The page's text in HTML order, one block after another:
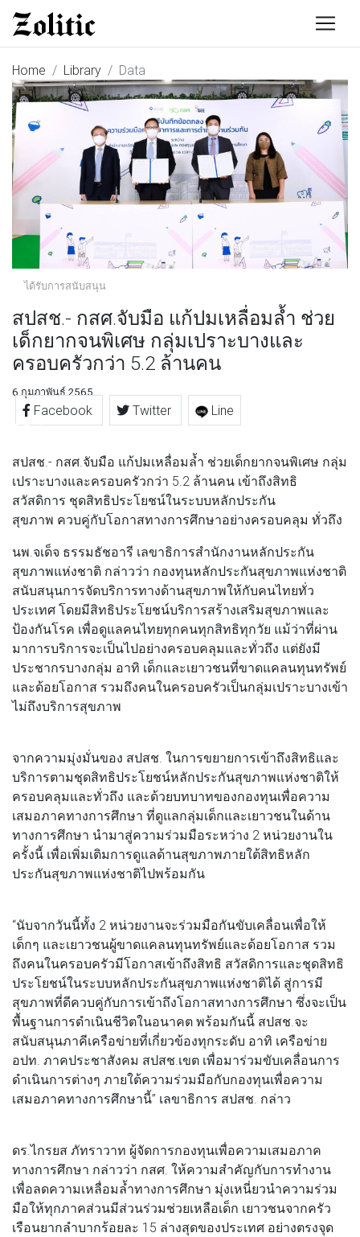
Home Library Data
ได้รับการสนับสนุน
สปสช.- กสศ.จับมือ แก้ปมเหลื่อมล้ำ ช่วย
เด็กยากจนพิเศษ กลุ่มเปราะบางและ
ครอบครัวกว่า 5.2 ล้านคน
6 กุมภาพันธ์ 2565
Facebook Twitter Line
สปสช.- กสศ.จับมือ แก้ปมเหลื่อมล้ำ ช่วยเด็กยากจนพิเศษ กลุ่ม
เปราะบางและครอบครัวกว่า 5.2 ล้านคน เข้าถึงสิทธิ
สวัสดิการ ชุดสิทธิประโยชน์ในระบบหลักประกัน
สุขภาพ ควบคู่กับโอกาสทางการศึกษาอย่างครอบคลุม ทั่วถึง
นพ.จเด็จ ธรรมธัชอารี เลขาธิการสำนักงานหลักประกัน
สุขภาพแห่งชาติ กล่าวว่า กองทุนหลักประกันสุขภาพแห่งชาติ
สนับสนุนการจัดบริการทางด้านสุขภาพให้กับคนไทยทั่ว
ประเทศ โดยมีสิทธิประโยชน์บริการสร้างเสริมสุขภาพและ
ป้องกันโรค เพื่อดูแลคนไทยทุกคนทุกสิทธิทุกวัย แม้ว่าที่ผ่าน
มาการบริการจะเป็นไปอย่างครอบคลุมและทั่วถึง แต่ยังมี
ประชากรบางกลุ่ม อาทิ เด็กและเยาวชนที่ขาดแคลนทุนทรัพย์
และด้อยโอกาส รวมถึงคนในครอบครัวเป็นกลุ่มเปราะบางเข้า
ไม่ถึงบริการสุขภาพ
จากความมุ่งมั่นของ สปสช. ในการขยายการเข้าถึงสิทธิและ
บริการตามชุดสิทธิประโยชน์หลักประกันสุขภาพแห่งชาติให้
ครอบคลุมและทั่วถึง และด้วยบทบาทของกองทุนเพื่อความ
เสมอภาคทางการศึกษา ที่ดูแลกลุ่มเด็กและเยาวชนในด้าน
ทางการศึกษา นำมาสู่ความร่วมมือระหว่าง 2 หน่วยงานใน
ครั้งนี้ เพื่อเพิ่มเติมการดูแลด้านสุขภาพภายใต้สิทธิหลัก
ประกันสุขภาพแห่งชาติไปพร้อมกัน
“นับจากวันนี้ทั้ง 2 หน่วยงานจะร่วมมือกันขับเคลื่อนเพื่อให้
เด็กๆ และเยาวชนผู้ขาดแคลนทุนทรัพย์และด้อยโอกาส รวม
ถึงคนในครอบครัวมีโอกาสเข้าถึงสิทธิ สวัสดิการและชุดสิทธิ
ประโยชน์ในระบบหลักประกันสุขภาพแห่งชาติได้ สู่การมี
สุขภาพที่ดีควบคู่กับการเข้าถึงโอกาสทางการศึกษา ซึ่งจะเป็น
พื้นฐานการดำเนินชีวิตในอนาคต พร้อมกันนี้ สปสช.จะ
สนับสนุนภาคีเครือข่ายที่เกี่ยวข้องทุกระดับ อาทิ เครือข่าย
อปท. ภาคประชาสังคม สปสช.เขต เพื่อมาร่วมขับเคลื่อนการ
ดำเนินการต่างๆ ภายใต้ความร่วมมือกับกองทุนเพื่อความ
เสมอภาคทางการศึกษานี้” เลขาธิการ สปสช. กล่าว
ดร.ไกรยส ภัทราวาท ผู้จัดการกองทุนเพื่อความเสมอภาค
ทางการศึกษา กล่าวว่า กสศ. ให้ความสำคัญกับการทำงาน
เพื่อลดความเหลื่อมล้ำทางการศึกษา มุ่งเหนี่ยวนำความร่วม
มือให้ทุกภาคส่วนมีส่วนร่วมช่วยเหลือเด็ก เยาวชนจากครัว
เรือนยากลำบากร้อยละ 15 ล่างสุดของประเทศ อย่างตรงจุด